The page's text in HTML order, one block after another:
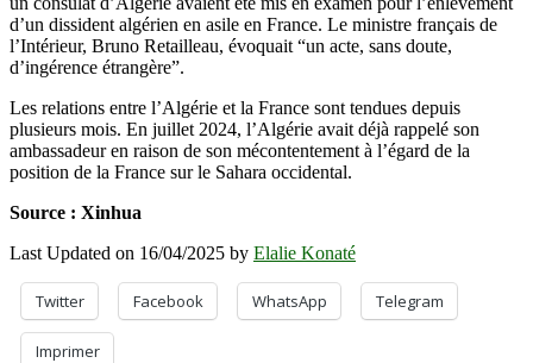
d’un dissident algérien en asile en France. Le ministre français de
l’Intérieur, Bruno Retailleau, évoquait “un acte, sans doute,
d’ingérence étrangère”.
Les relations entre l’Algérie et la France sont tendues depuis
plusieurs mois. En juillet 2024, l’Algérie avait déjà rappelé son
ambassadeur en raison de son mécontentement à l’égard de la
position de la France sur le Sahara occidental.
Source : Xinhua
Last Updated on 16/04/2025 by Elalie Konaté
Twitter Facebook WhatsApp Telegram
Imprimer